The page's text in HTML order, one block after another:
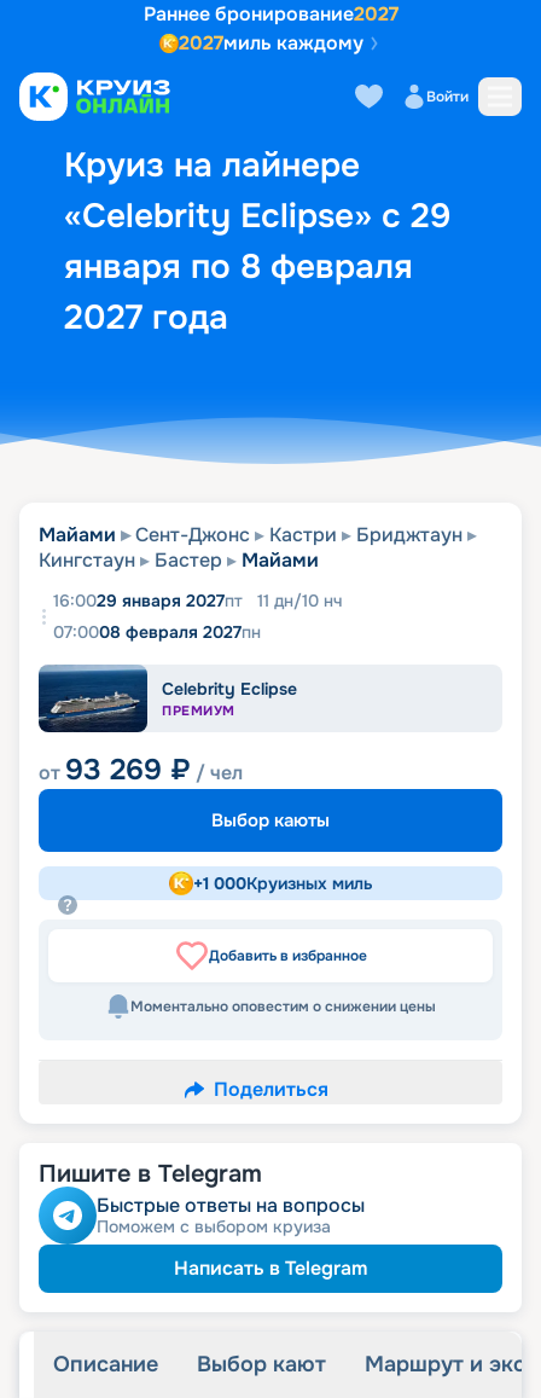
Раннее бронирование2027
2027миль каждому
Войти
Круиз на лайнере
«Celebrity Eclipse» с 29
января по 8 февраля
2027 года
Выбор кают Маршрут и
Майами Сент-Джонс Кастри
Бриджтаун
Кингстаун
Бастер Майами
16:0029 января 2027пт 11 дн/10 нч
07:0008 февраля 2027пн
Celebrity Eclipse
ПРЕМИУМ
от 93 269 ₽ / чел
Выбор каюты
+1 000Круизных миль
Добавить в избранное
Моментально оповестим о снижении цены
Поделиться
Пишите в Telegram
Быстрые ответы на вопросы
Поможем с выбором круиза
Написать в Telegram
Описание Выбор кают Маршрут и